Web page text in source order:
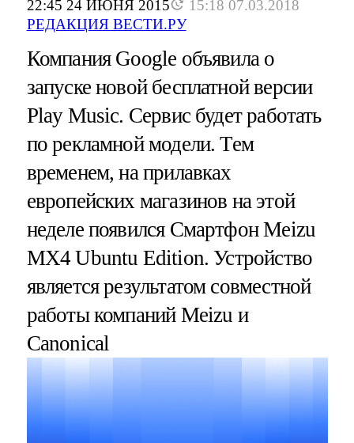
22:45 24 ИЮНЯ 2015
15:18 07.03.2018
РЕДАКЦИЯ ВЕСТИ.РУ
Компания Google объявила о
запуске новой бесплатной версии
Play Music. Сервис будет работать
по рекламной модели. Тем
временем, на прилавках
европейских магазинов на этой
неделе появился Cмартфон Meizu
MX4 Ubuntu Edition. Устройство
является результатом совместной
работы компаний Meizu и
Canonical